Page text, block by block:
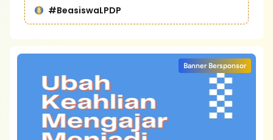
#BeasiswaLPDP
Banner Bersponsor